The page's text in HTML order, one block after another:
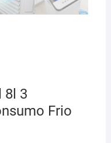
8l 3
Frio